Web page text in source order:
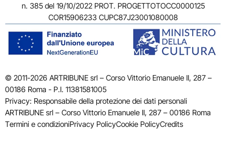
n. 385 del 19/10/2022 PROT. PROGETTOTOCC0000125
COR15906233 CUPC87J23001080008
© 2011-2026 ARTRIBUNE srl – Corso Vittorio Emanuele II, 287 –
00186 Roma - P.I. 11381581005
Privacy: Responsabile della protezione dei dati personali
ARTRIBUNE srl – Corso Vittorio Emanuele II, 287 – 00186 Roma
Termini e condizioniPrivacy PolicyCookie PolicyCredits